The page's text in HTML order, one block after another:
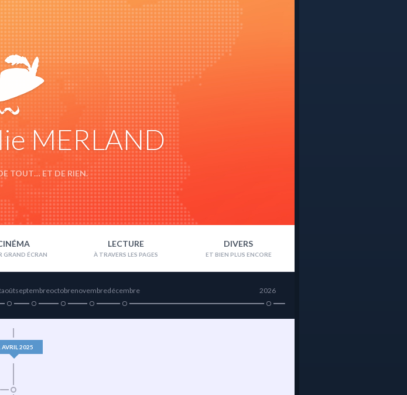
MERLAND
TOUT… ET DE RIEN.
LECTURE DIVERS
aoûtseptembreoctobrenovembredécembre 2026
AVRIL 2025